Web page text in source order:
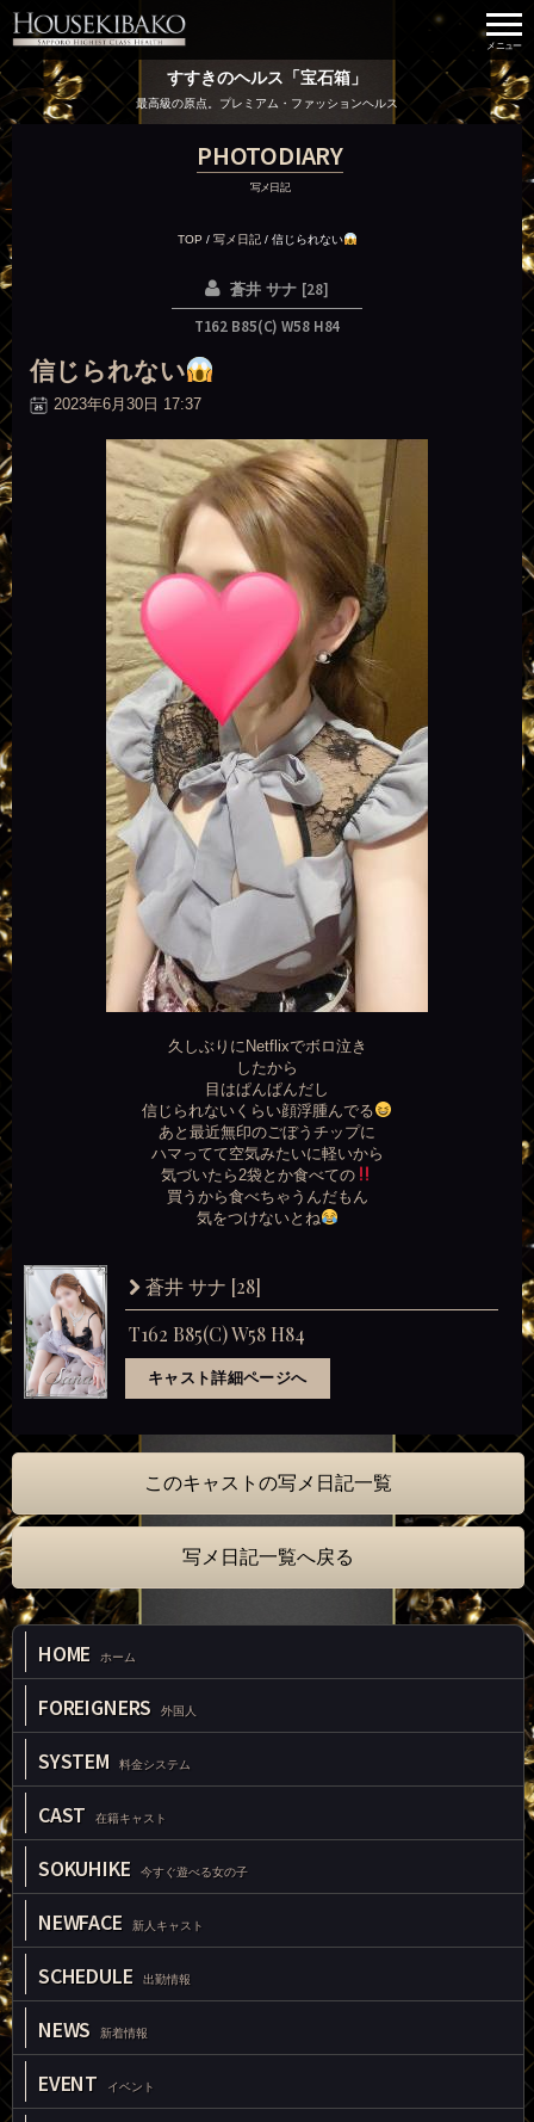
すすきのヘルス「宝石箱」
最高級の原点。プレミアム・ファッションヘルス
PHOTODIARY
写メ日記
TOP / 写メ日記/ 信じられない
蒼井 サナ [28]
T162 B85(C) W58 H84
信じられない
2023年6月30日 17:37
久しぶりにNetflixでボロ泣き
したから
目はぱんぱんだし
信じられないくらい顔浮腫んでる
あと最近無印のごぼうチップに
ハマってて空気みたいに軽いから
気づいたら2袋とか食べての
買うから食べちゃうんだもん
気をつけないとね
蒼井 サナ [28]
T162 B85(C) W58 H84
キャスト詳細ページへ
このキャストの写メ日記一覧
写メ日記一覧へ戻る
HOME ホーム
FOREIGNERS 外国人
SYSTEM 料金システム
CAST 在籍キャスト
SOKUHIKE 今すぐ遊べる女の子
NEWFACE 新人キャスト
SCHEDULE 出勤情報
NEWS 新着情報
EVENT イベント